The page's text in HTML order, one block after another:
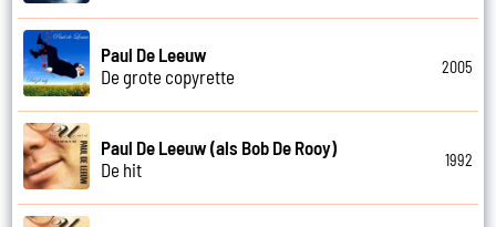
Paul De Leeuw
De grote copyrette
2005
Paul De Leeuw (als Bob De Rooy)
De hit
1992